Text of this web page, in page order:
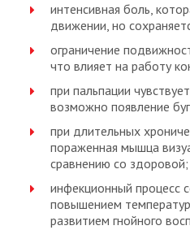
интенсивная боль,
движении, но
ограничение
что влияет на работу
при пальпации
возможно появление
при длительных
пораженная мышца
сравнению со здоровой;
инфекционный процесс
повышением
развитием гнойного